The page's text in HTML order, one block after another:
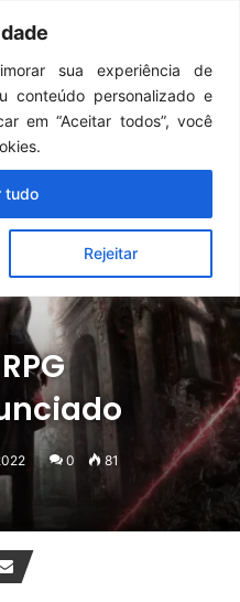
sua experiência de
conteúdo personalizado e
em “Aceitar todos”, você
Rejeitar
tudo
0 81